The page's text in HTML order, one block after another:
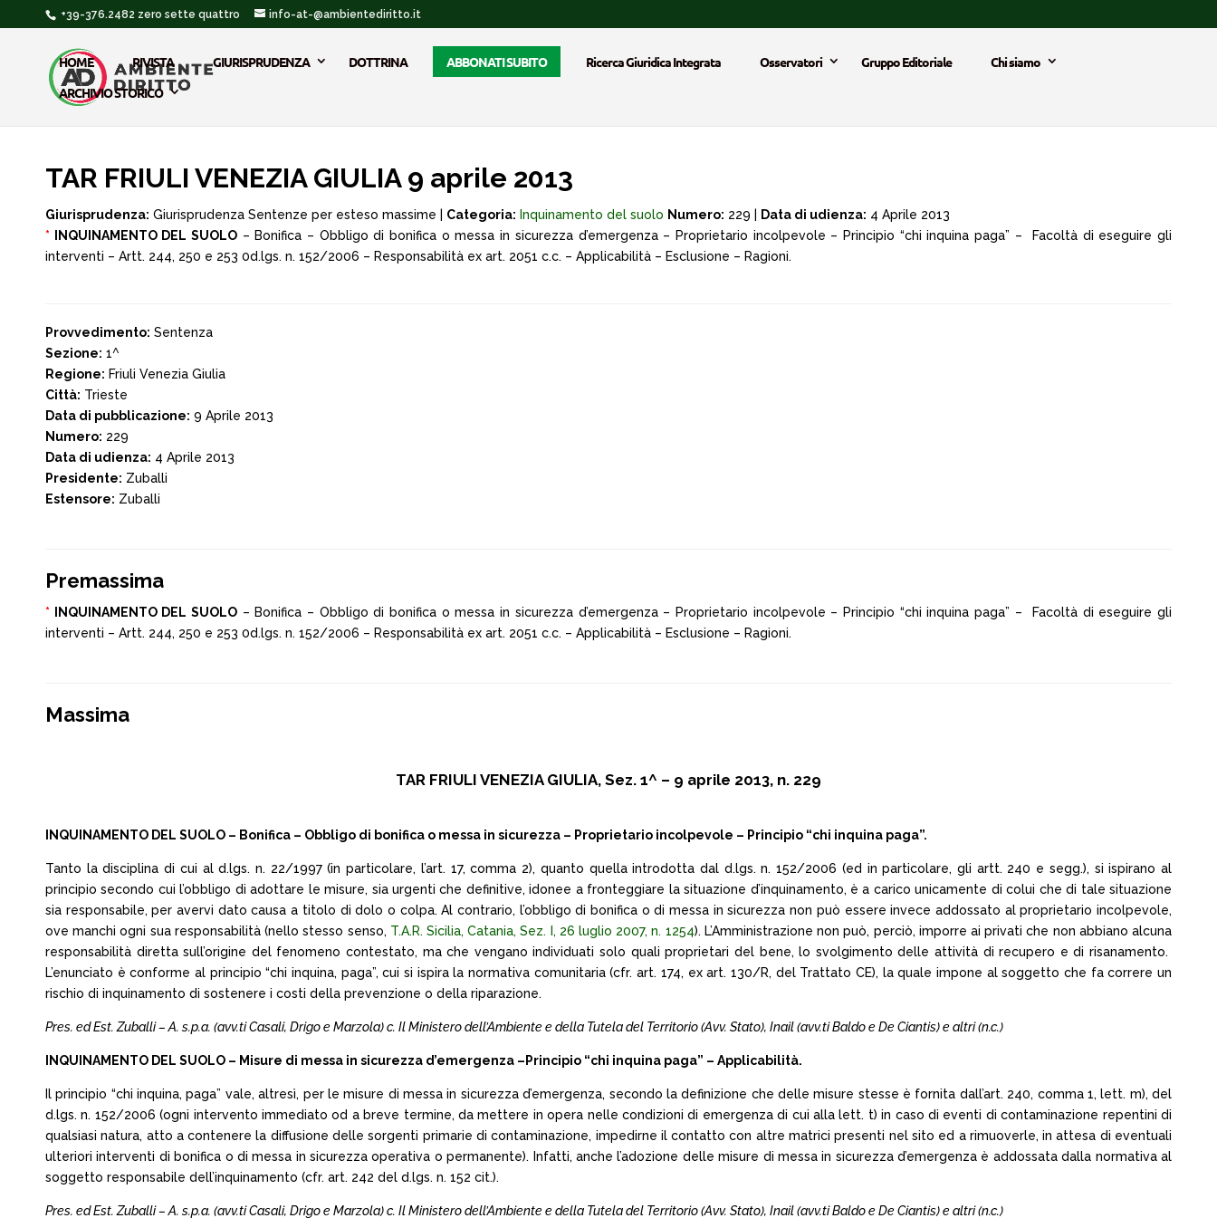
+39-376.2482 zero sette quattro info-at-@ambientediritto.it
HOME RIVISTA GIURISPRUDENZA DOTTRINA ABBONATI SUBITO Ricerca Giuridica Integrata Osservatori Gruppo Editoriale
Chi siamo
ARCHIVIO STORICO
TAR FRIULI VENEZIA GIULIA 9 aprile 2013
Giurisprudenza: Giurisprudenza Sentenze per esteso massime | Categoria: Inquinamento del suolo Numero: 229 | Data di udienza: 4 Aprile 2013
*
INQUINAMENTO DEL SUOLO – Bonifica – Obbligo di bonifica o messa in sicurezza d’emergenza – Proprietario incolpevole – Principio “chi inquina paga” – Facoltà di eseguire gli
interventi – Artt. 244, 250 e 253 0d.lgs. n. 152/2006 – Responsabilità ex art. 2051 c.c. – Applicabilità – Esclusione – Ragioni.
Provvedimento: Sentenza
Sezione: 1^
Regione: Friuli Venezia Giulia
Città: Trieste
Data di pubblicazione: 9 Aprile 2013
Numero: 229
Data di udienza: 4 Aprile 2013
Presidente: Zuballi
Estensore: Zuballi
Premassima
* INQUINAMENTO DEL SUOLO – Bonifica – Obbligo di bonifica o messa in sicurezza d’emergenza – Proprietario incolpevole – Principio “chi inquina paga” – Facoltà di eseguire gli
interventi – Artt. 244, 250 e 253 0d.lgs. n. 152/2006 – Responsabilità ex art. 2051 c.c. – Applicabilità – Esclusione – Ragioni.
Massima
TAR FRIULI VENEZIA GIULIA, Sez. 1^ – 9 aprile 2013, n. 229
INQUINAMENTO DEL SUOLO – Bonifica – Obbligo di bonifica o messa in sicurezza – Proprietario incolpevole – Principio “chi inquina paga”.
Tanto la disciplina di cui al d.lgs. n. 22/1997 (in particolare, l’art. 17, comma 2), quanto quella introdotta dal d.lgs. n. 152/2006 (ed in particolare, gli artt. 240 e segg.), si ispirano al
principio secondo cui l’obbligo di adottare le misure, sia urgenti che definitive, idonee a fronteggiare la situazione d’inquinamento, è a carico unicamente di colui che di tale situazione
sia responsabile, per avervi dato causa a titolo di dolo o colpa. Al contrario, l’obbligo di bonifica o di messa in sicurezza non può essere invece addossato al proprietario incolpevole,
ove manchi ogni sua responsabilità (nello stesso senso, T.A.R. Sicilia, Catania, Sez. I, 26 luglio 2007, n. 1254). L’Amministrazione non può, perciò, imporre ai privati che non abbiano alcuna
responsabilità diretta sull’origine del fenomeno contestato, ma che vengano individuati solo quali proprietari del bene, lo svolgimento delle attività di recupero e di risanamento.
L’enunciato è conforme al principio “chi inquina, paga”, cui si ispira la normativa comunitaria (cfr. art. 174, ex art. 130/R, del Trattato CE), la quale impone al soggetto che fa correre un
rischio di inquinamento di sostenere i costi della prevenzione o della riparazione.
Pres. ed Est. Zuballi – A. s.p.a. (avv.ti Casali, Drigo e Marzola) c. Il Ministero dell’Ambiente e della Tutela del Territorio (Avv. Stato), Inail (avv.ti Baldo e De Ciantis) e altri (n.c.)
INQUINAMENTO DEL SUOLO – Misure di messa in sicurezza d’emergenza –Principio “chi inquina paga” – Applicabilità.
Il principio “chi inquina, paga” vale, altresì, per le misure di messa in sicurezza d’emergenza, secondo la definizione che delle misure stesse è fornita dall’art. 240, comma 1, lett. m), del
d.lgs. n. 152/2006 (ogni intervento immediato od a breve termine, da mettere in opera nelle condizioni di emergenza di cui alla lett. t) in caso di eventi di contaminazione repentini di
qualsiasi natura, atto a contenere la diffusione delle sorgenti primarie di contaminazione, impedirne il contatto con altre matrici presenti nel sito ed a rimuoverle, in attesa di eventuali
ulteriori interventi di bonifica o di messa in sicurezza operativa o permanente). Infatti, anche l’adozione delle misure di messa in sicurezza d’emergenza è addossata dalla normativa al
soggetto responsabile dell’inquinamento (cfr. art. 242 del d.lgs. n. 152 cit.).
Pres. ed Est. Zuballi – A. s.p.a. (avv.ti Casali, Drigo e Marzola) c. Il Ministero dell’Ambiente e della Tutela del Territorio (Avv. Stato), Inail (avv.ti Baldo e De Ciantis) e altri (n.c.)